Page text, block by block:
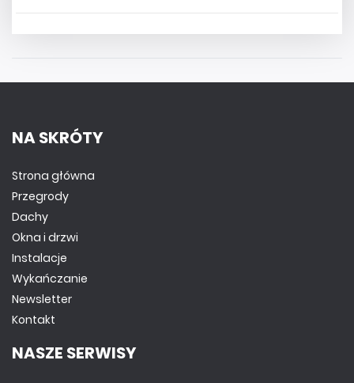
NA SKRÓTY
Strona główna
Przegrody
Dachy
Okna i drzwi
Instalacje
Wykańczanie
Newsletter
Kontakt
NASZE SERWISY